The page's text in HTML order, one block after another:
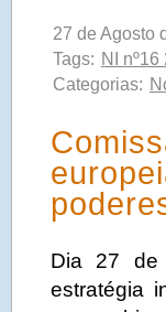
27 de Agosto
Tags: NI nº16
Categorias:
Dia 27 de
estratégia